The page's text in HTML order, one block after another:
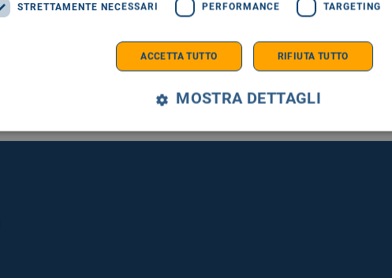
SEGUICI SU
STRETTAMENTE NECESSARI PERFORMANCE TARGETING
ACCETTA TUTTO RIFIUTA TUTTO
MOSTRA DETTAGLI